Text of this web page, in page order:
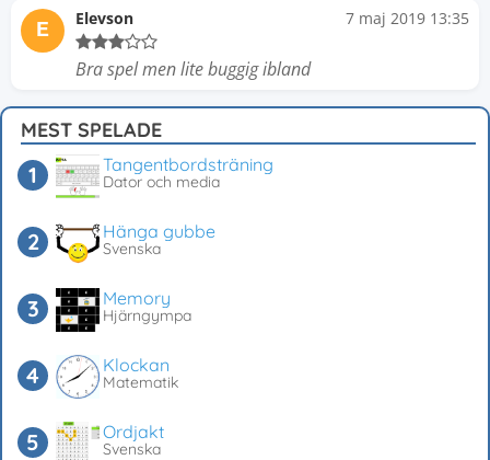
E Elevson 7 maj 2019 13:35
Bra spel men lite buggig ibland
MEST SPELADE
Tangentbordsträning
Dator och media
Hänga gubbe
Svenska
Memory
Hjärngympa
Klockan
Matematik
Ordjakt
Svenska